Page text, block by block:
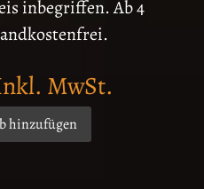
inbegriffen. Ab 4
MwSt.
hinzufügen